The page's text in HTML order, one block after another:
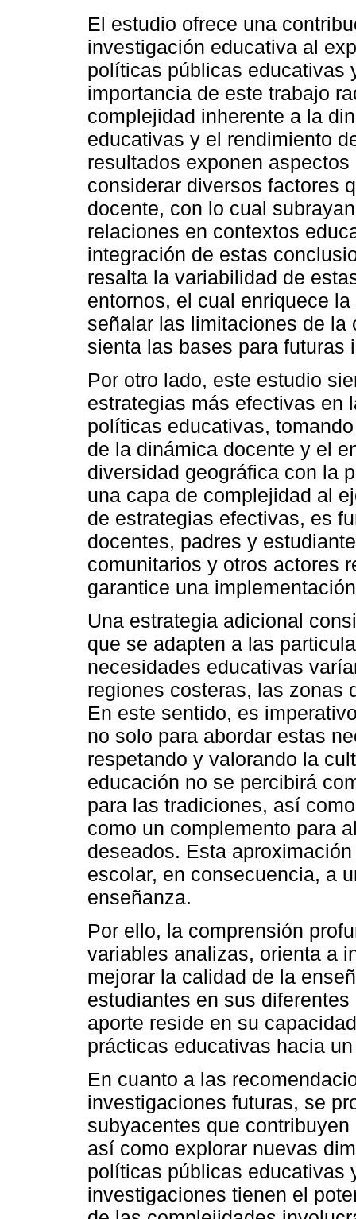
El estudio ofrece una
investigación educativa al
políticas públicas educativas
importancia de este trabajo
complejidad inherente a la
educativas y el rendimiento
resultados exponen
considerar diversos factores
docente, con lo cual
relaciones en contextos
integración de estas
resalta la variabilidad de
entornos, el cual enriquece
señalar las limitaciones de
sienta las bases para futuras
Por otro lado, este estudio
estrategias más efectivas en
políticas educativas,
de la dinámica docente y el
diversidad geográfica con la
una capa de complejidad al
de estrategias efectivas, es
docentes, padres y
comunitarios y otros actores
garantice una
Una estrategia adicional
que se adapten a las
necesidades educativas
regiones costeras, las zonas
En este sentido, es
no solo para abordar estas
respetando y valorando la
educación no se percibirá
para las tradiciones, así
como un complemento para
deseados. Esta
escolar, en consecuencia, a
enseñanza.
Por ello, la comprensión
variables analizas, orienta a
mejorar la calidad de la
estudiantes en sus
aporte reside en su
prácticas educativas hacia
En cuanto a las
investigaciones futuras, se
subyacentes que
así como explorar nuevas
políticas públicas educativas
investigaciones tienen el